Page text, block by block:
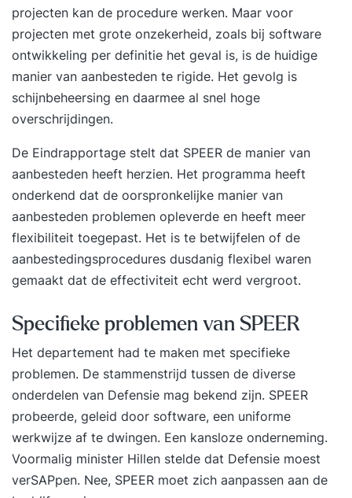
projecten kan de procedure werken. Maar voor
projecten met grote onzekerheid, zoals bij software
ontwikkeling per definitie het geval is, is de huidige
manier van aanbesteden te rigide. Het gevolg is
schijnbeheersing en daarmee al snel hoge
overschrijdingen.
De Eindrapportage stelt dat SPEER de manier van
aanbesteden heeft herzien. Het programma heeft
onderkend dat de oorspronkelijke manier van
aanbesteden problemen opleverde en heeft meer
flexibiliteit toegepast. Het is te betwijfelen of de
aanbestedingsprocedures dusdanig flexibel waren
gemaakt dat de effectiviteit echt werd vergroot.
Specifieke problemen van SPEER
Het departement had te maken met specifieke
problemen. De stammenstrijd tussen de diverse
onderdelen van Defensie mag bekend zijn. SPEER
probeerde, geleid door software, een uniforme
werkwijze af te dwingen. Een kansloze onderneming.
Voormalig minister Hillen stelde dat Defensie moest
verSAPpen. Nee, SPEER moet zich aanpassen aan de